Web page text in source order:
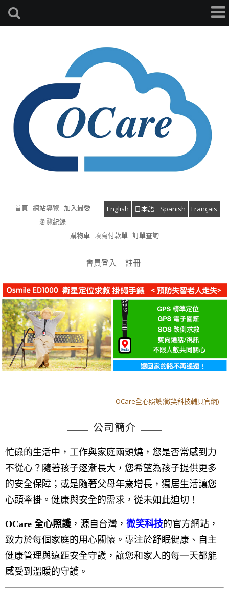
首頁 網站導覽 加入最愛 English 日本語 Spanish
Français
瀏覽紀錄
購物車 填寫付款單 訂單查詢
會員登入 註冊
OCare全心照護(微笑科技輔具官網)
公司簡介
忙碌的生活中，工作與家庭兩頭燒，您是否常感到力
不從心？隨著孩子逐漸長大，您希望為孩子提供更多
的安全保障；或是隨著父母年歲增長，獨居生活讓您
心頭牽掛。健康與安全的需求，從未如此迫切！
OCare 全心照護，源自台灣， 微笑科技的官方網站，
致力於每個家庭的用心關懷。專注於舒眠健康、自主
健康管理與遠距安全守護，讓您和家人的每一天都能
感受到溫暖的守護。